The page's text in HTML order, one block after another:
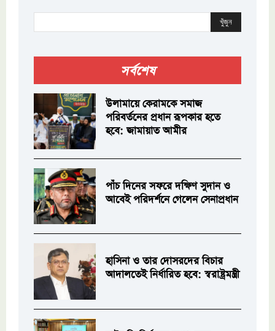
খুঁজুন
সর্বশেষ
উলামায়ে কেরামকে সমাজ
পরিবর্তনের প্রধান রূপকার হতে
হবে: জামায়াত আমীর
পাঁচ দিনের সফরে দক্ষিণ সুদান ও
আবেই পরিদর্শনে গেলেন সেনাপ্রধান
হাসিনা ও তার দোসরদের বিচার
আদালতেই নির্ধারিত হবে: স্বরাষ্ট্রমন্ত্রী